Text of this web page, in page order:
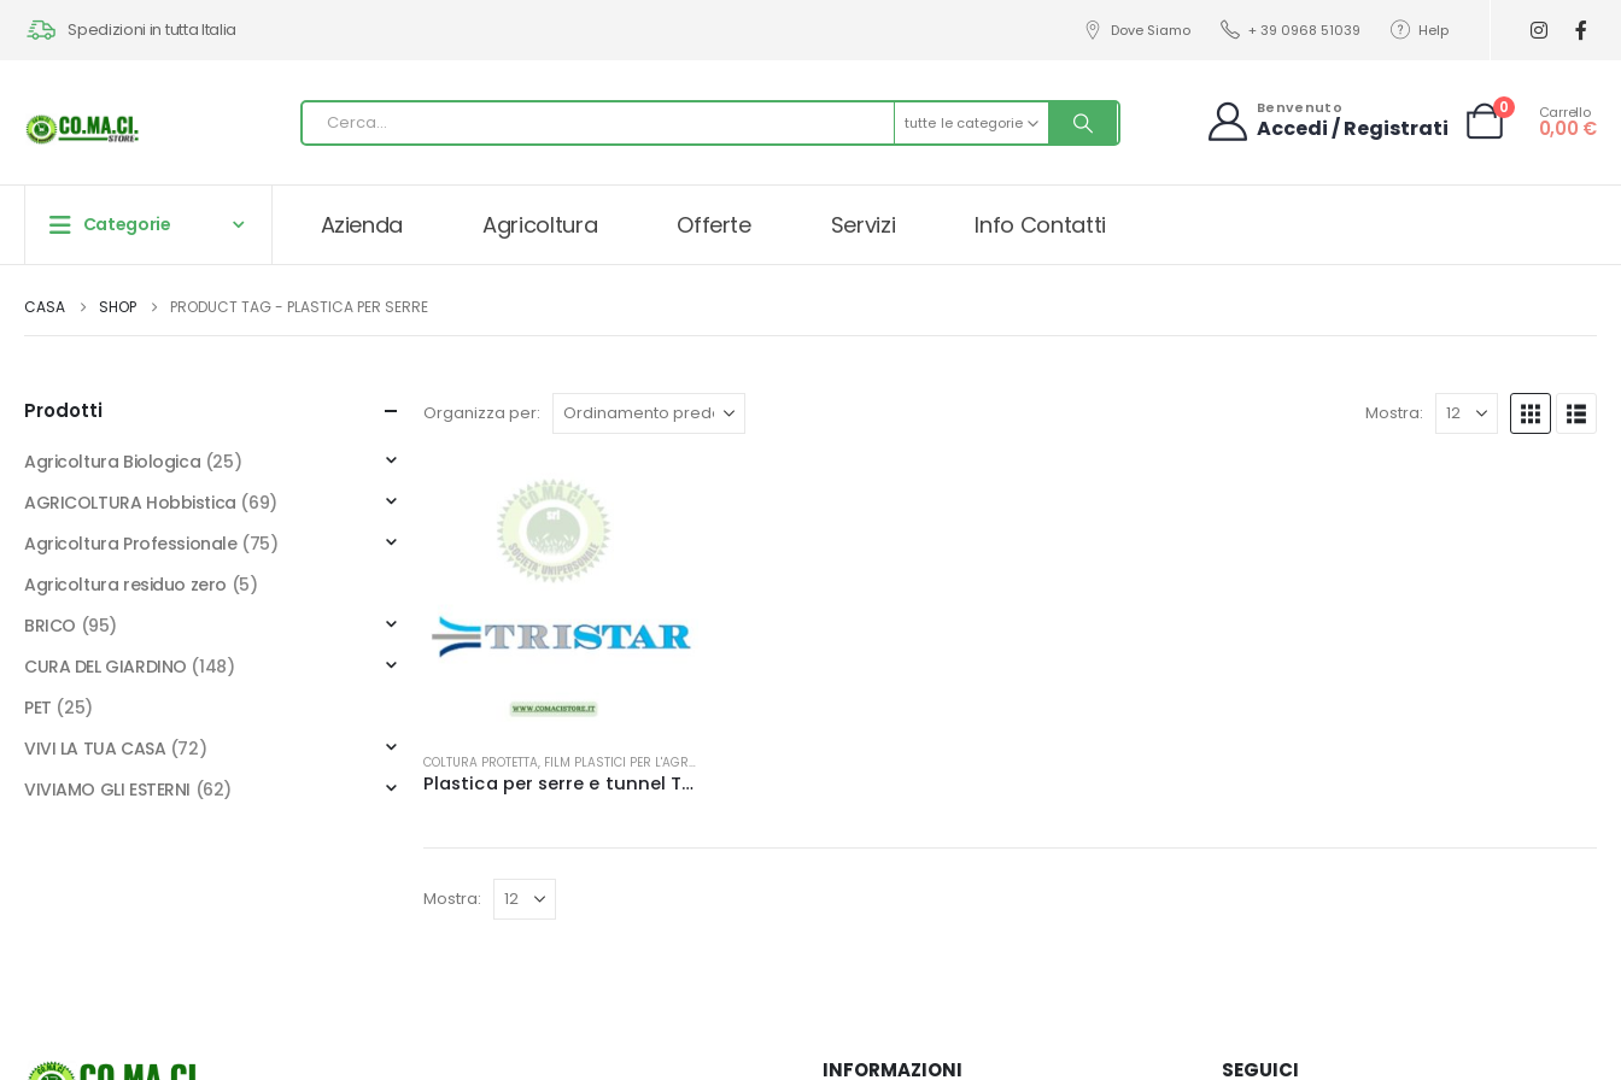
Spedizioni in tutta Italia Dove Siamo + 39 0968 51039 Help
tutte le categorie
Benvenuto
Accedi / Registrati
0 Carrello
0,00 €
Categorie Azienda Agricoltura Offerte Servizi Info Contatti
CASA SHOP PRODUCT TAG - PLASTICA PER SERRE
Organizza per: Mostra:
COLTURA PROTETTA, FILM PLASTICI PER L'AGRICOLTURA
Plastica per serre e tunnel Tristar- Lirsa
Mostra:
Prodotti
Agricoltura Biologica (25)
AGRICOLTURA Hobbistica (69)
Agricoltura Professionale (75)
Agricoltura residuo zero (5)
BRICO (95)
CURA DEL GIARDINO (148)
PET (25)
VIVI LA TUA CASA (72)
VIVIAMO GLI ESTERNI (62)
INFORMAZIONI SEGUICI